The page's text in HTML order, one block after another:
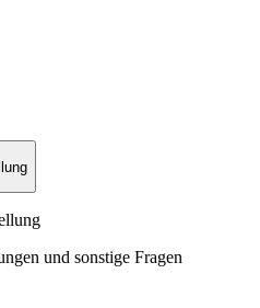
und sonstige Fragen